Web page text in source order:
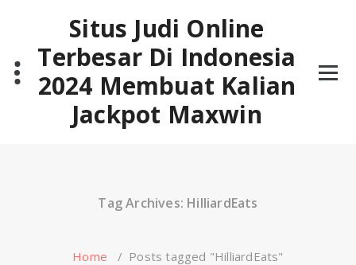
Situs Judi Online
Terbesar Di Indonesia
2024 Membuat Kalian
Jackpot Maxwin
Tag Archives: HilliardEats
Home / Posts tagged "HilliardEats"